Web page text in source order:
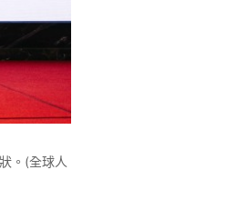
。(全球人